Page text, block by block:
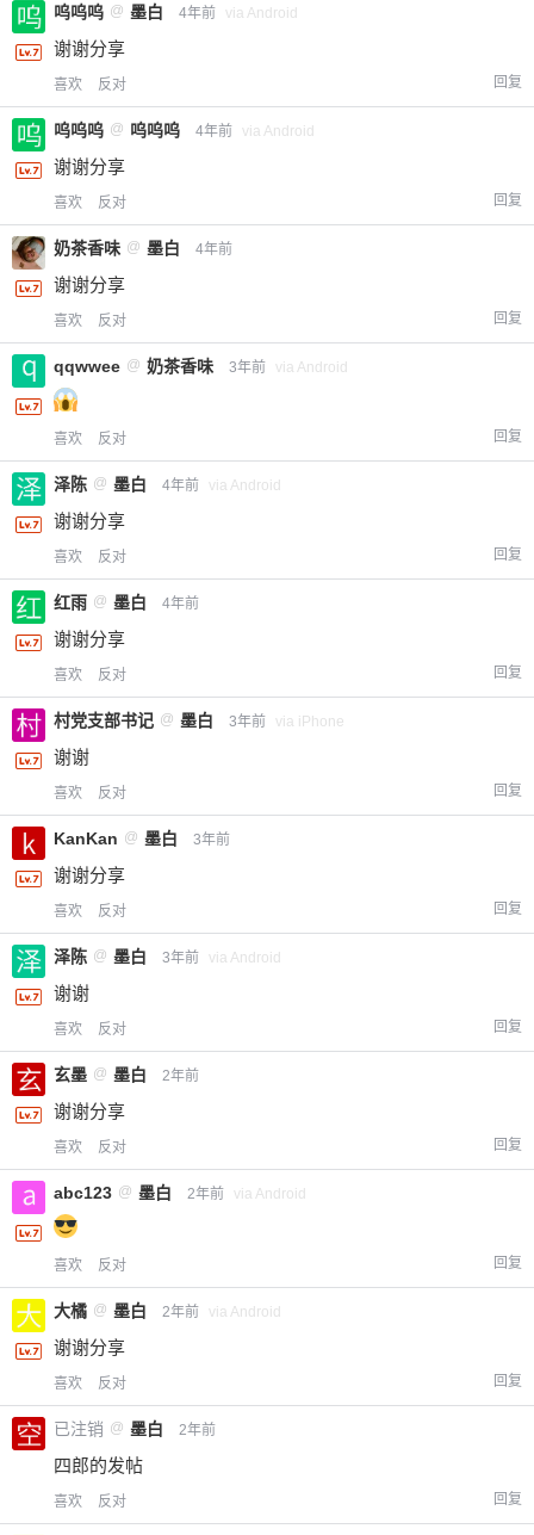
20
立刻支付
¥
呜呜呜 @ 墨白 4年前 via Android
谢谢分享
喜欢 反对 回复
呜呜呜 @ 呜呜呜 4年前 via Android
谢谢分享
喜欢 反对 回复
奶茶香味 @ 墨白 4年前
谢谢分享
喜欢 反对 回复
qqwwee @ 奶茶香味 3年前 via Android
喜欢 反对 回复
泽陈 @ 墨白 4年前 via Android
谢谢分享
喜欢 反对 回复
红雨 @ 墨白 4年前
谢谢分享
喜欢 反对 回复
村党支部书记 @ 墨白 3年前 via iPhone
谢谢
喜欢 反对 回复
KanKan @ 墨白 3年前
谢谢分享
喜欢 反对 回复
泽陈 @ 墨白 3年前 via Android
谢谢
喜欢 反对 回复
玄墨 @ 墨白 2年前
谢谢分享
喜欢 反对 回复
abc123 @ 墨白 2年前 via Android
喜欢 反对 回复
大橘 @ 墨白 2年前 via Android
谢谢分享
喜欢 反对 回复
已注销 @ 墨白 2年前
四郎的发帖
喜欢 反对 回复
您没有权限发布内容，请购买会员或者提升权
限。